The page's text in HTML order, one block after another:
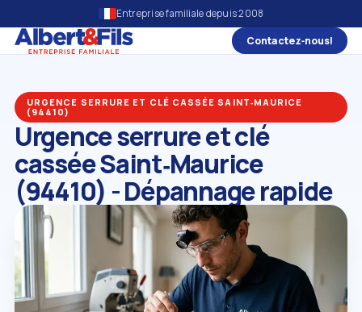
Entreprise familiale depuis 2008
Contactez‑nous!
URGENCE SERRURE ET CLÉ CASSÉE SAINT‑MAURICE
(94410)
Urgence serrure et clé
cassée Saint‑Maurice
(94410) - Dépannage rapide